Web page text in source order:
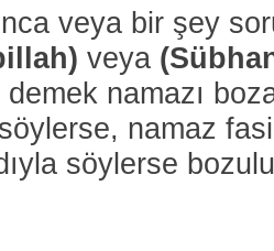
veya bir şey
veya
demek namazı
namaz
söylerse